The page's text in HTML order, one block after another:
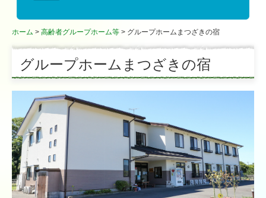
キャラクター紹介
リンク集
高齢者入居施設
特別養護老人ホーム 三沢長生園
介護老人保健施設 しらさぎ苑
ホーム 高齢者グループホーム等 グループホームまつざきの宿
グループホームまつざきの宿